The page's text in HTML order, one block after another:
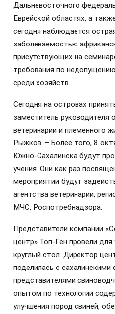
Дальневосточного
Еврейской областях, а
сегодня наблюдается
заболеваемостью
присутствующих на
требования по
среди хозяйств.
Сегодня на островах
заместитель руководителя
ветеринарии и племенного
Рыжков. – Более того, 8
Южно-Сахалинска будут
учения. Они как раз
мероприятии будут
агентства ветеринарии,
МЧС, Роспотребнадзора.
Представители компании
центр» Топ-Ген провели для
круглый стол. Директор
поделилась с сахалинскими
представителями
опытом по технологии
улучшения пород свиней,